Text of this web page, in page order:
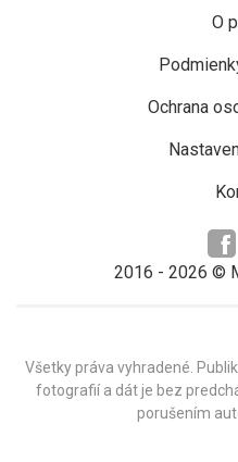
O
Ochrana
2016 - 2026 ©
Všetky práva vyhradené.
fotografií a dát je bez
porušením